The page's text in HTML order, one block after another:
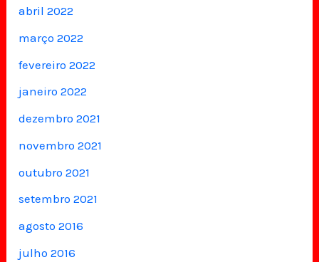
abril 2022
março 2022
fevereiro 2022
janeiro 2022
dezembro 2021
novembro 2021
outubro 2021
setembro 2021
agosto 2016
julho 2016